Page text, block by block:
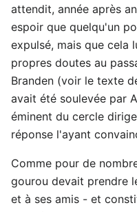
attendit, année après
espoir que quelqu'un
expulsé, mais que cela
propres doutes au
Branden (voir le texte
avait été soulevée par
éminent du cercle
réponse l'ayant
Comme pour de
gourou devait prendre
et à ses amis - et